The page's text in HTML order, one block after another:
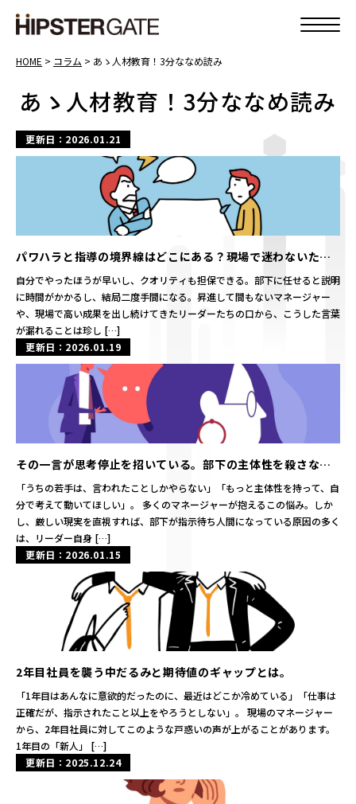
HOME > コラム > あゝ人材教育！3分ななめ読み
あゝ人材教育！3分ななめ読み
更新日：2026.01.21
パワハラと指導の境界線はどこにある？現場で迷わないため
の6類型解説
自分でやったほうが早いし、クオリティも担保できる。部下に任せると説明
に時間がかかるし、結局二度手間になる。昇進して間もないマネージャー
や、現場で高い成果を出し続けてきたリーダーたちの口から、こうした言葉
が漏れることは珍し […]
更新日：2026.01.19
その一言が思考停止を招いている。部下の主体性を殺さない
コーチングの技術
「うちの若手は、言われたことしかやらない」「もっと主体性を持って、自
分で考えて動いてほしい」。 多くのマネージャーが抱えるこの悩み。しか
し、厳しい現実を直視すれば、部下が指示待ち人間になっている原因の多く
は、リーダー自身 […]
更新日：2026.01.15
2年目社員を襲う中だるみと期待値のギャップとは。
「1年目はあんなに意欲的だったのに、最近はどこか冷めている」「仕事は
正確だが、指示されたこと以上をやろうとしない」。 現場のマネージャー
から、2年目社員に対してこのような戸惑いの声が上がることがあります。
1年目の「新人」 […]
更新日：2025.12.24